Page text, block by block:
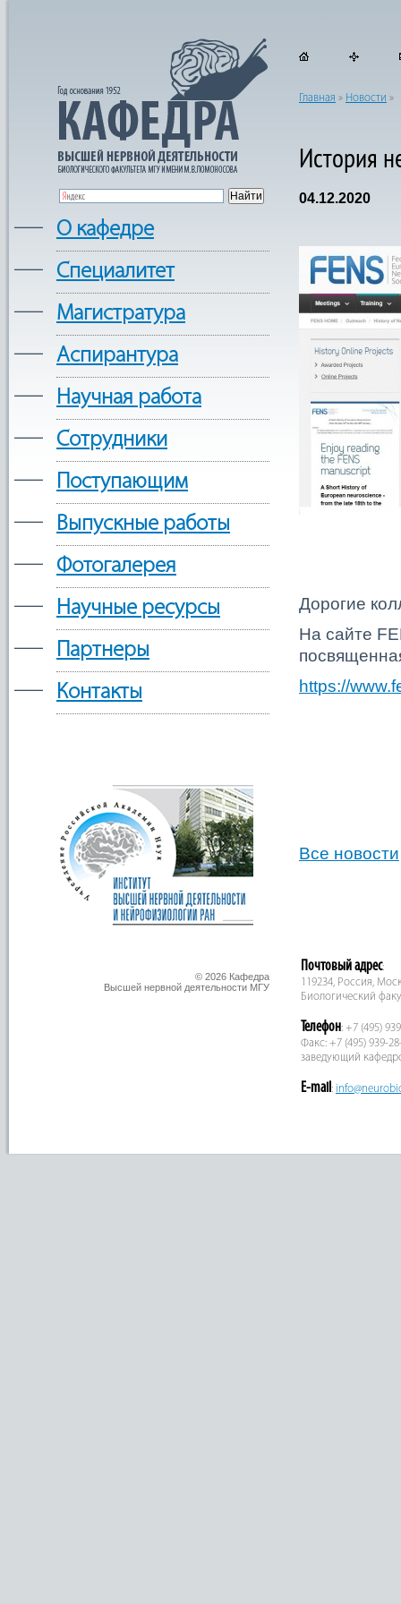
— О кафедре
— Cпециалитет
— Магистратура
— Аспирантура
— Научная работа
— Сотрудники
— Поступающим
— Выпускные работы
— Фотогалерея
— Научные ресурсы
— Партнеры
— Контакты
Главная » Новости »
История
04.12.2020
Дорогие
На сайте
https://
Все новости
© 2026 Кафедра
Высшей нервной деятельности МГУ
Почтовый адрес:
119234, Россия,
Биологический
Телефон: +7 (495)
Факс: +7 (495) 939-
заведующий
E-mail :